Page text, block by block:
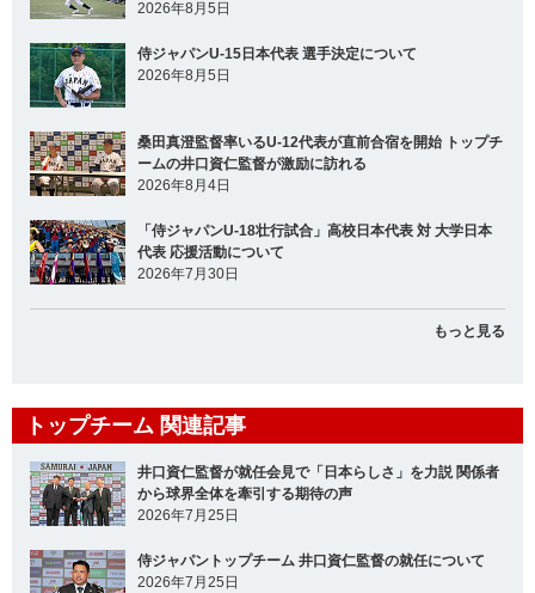
2026年8月5日
侍ジャパンU-15日本代表 選手決定について
2026年8月5日
桑田真澄監督率いるU-12代表が直前合宿を開始 トップチ
ームの井口資仁監督が激励に訪れる
2026年8月4日
「侍ジャパンU-18壮行試合」高校日本代表 対 大学日本
代表 応援活動について
2026年7月30日
もっと見る
トップチーム 関連記事
井口資仁監督が就任会見で「日本らしさ」を力説 関係者
から球界全体を牽引する期待の声
2026年7月25日
侍ジャパントップチーム 井口資仁監督の就任について
2026年7月25日